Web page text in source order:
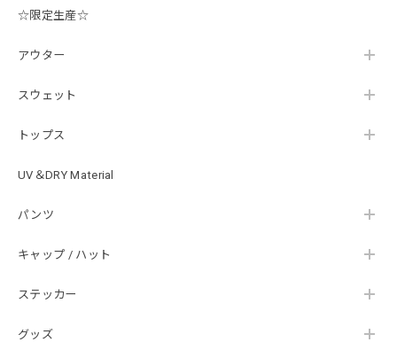
☆限定生産☆
アウター
スウェット
トップス
UV＆DRY Material
パンツ
キャップ / ハット
ステッカー
グッズ
後は購入したルアーで実釣するのみです！ ありがとうござい
【DeepRangebybassmania】Active Summer Cargo Pants［BLACK］